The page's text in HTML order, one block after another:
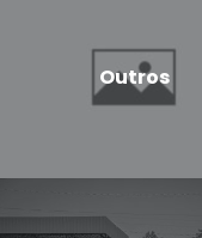
Outros